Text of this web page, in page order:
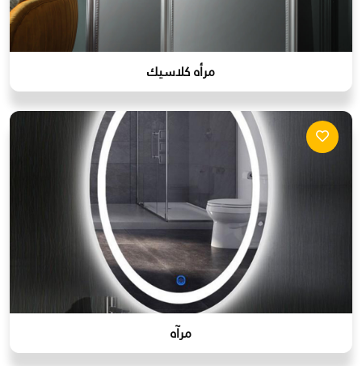
مرأه كلاسيك
مرآه